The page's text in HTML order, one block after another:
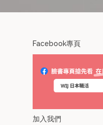
Facebook專頁
加入我們